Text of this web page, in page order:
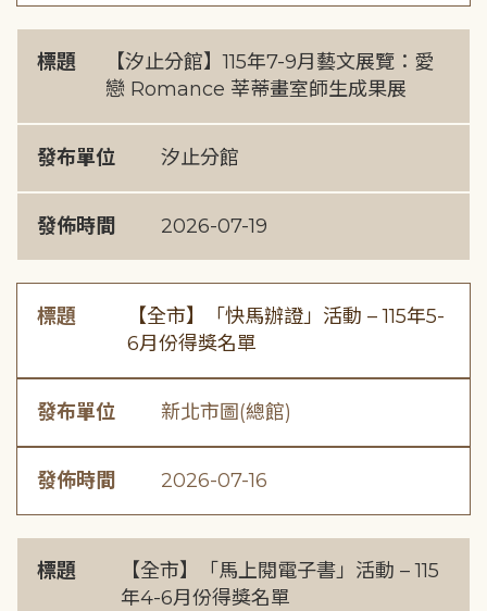
標題
【汐止分館】115年7-9月藝文展覽：愛
戀 Romance 莘蒂畫室師生成果展
發布單位 汐止分館
發佈時間 2026-07-19
標題
【全市】「快馬辦證」活動 – 115年5-
6月份得獎名單
發布單位 新北市圖(總館)
發佈時間 2026-07-16
標題
【全市】「馬上閱電子書」活動 – 115
年4-6月份得獎名單